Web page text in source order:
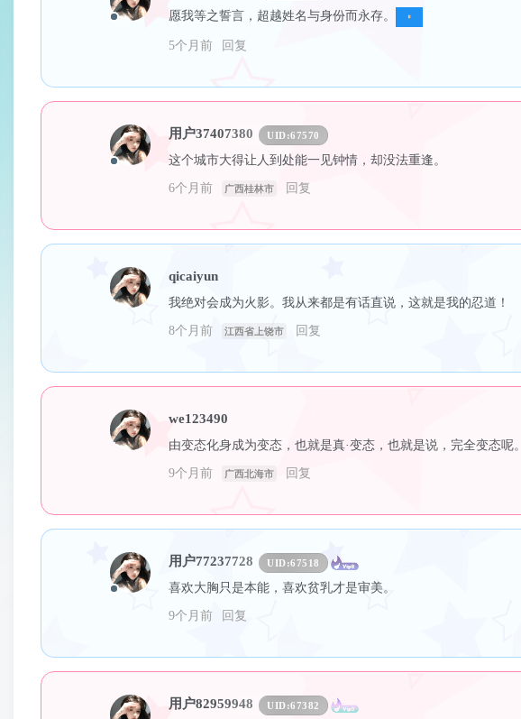
愿我等之誓言，超越姓名与身份而永存。
5个月前 回复
用户37407380 UID:67570
这个城市大得让人到处能一见钟情，却没法重逢。
6个月前 广西桂林市 回复
qicaiyun
我绝对会成为火影。我从来都是有话直说，这就是我的忍道！
8个月前 江西省上饶市 回复
we123490
由变态化身成为变态，也就是真·变态，也就是说，完全变态呢。
9个月前 广西北海市 回复
用户77237728 UID:67518
喜欢大胸只是本能，喜欢贫乳才是审美。
9个月前 回复
用户82959948 UID:67382